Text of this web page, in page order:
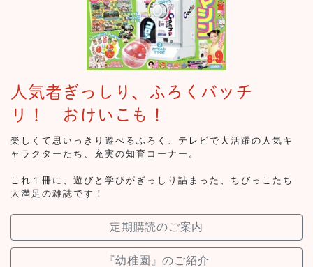
人気者ぎっしり、ふろくバッチ
リ！ おけいこも！
楽しくて思いっきり遊べるふろく、テレビで大活躍の人気キ
ャラクターたち、充実の知育コーナー。
これ１冊に、遊びと学びがぎっしり詰まった、ちびっこたち
大満足の雑誌です！
定期購読のご案内
『幼稚園』のご紹介